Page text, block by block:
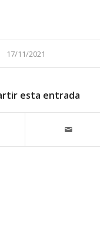
17/11/2021
esta entrada